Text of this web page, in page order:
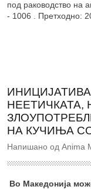
под раководство на
- 1006 . Претходно:
НЕЕТИЧКАТА,
НА КУЧИЊА
Напишано од Anima
Во Македонија